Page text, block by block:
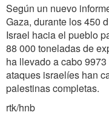
Según un nuevo
Gaza, durante los 450
Israel hacia el pueblo
88 000 toneladas de
ha llevado a cabo
ataques israelíes han
palestinas completas.
rtk/hnb